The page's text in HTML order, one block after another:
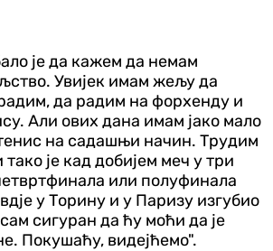
је да кажем да немам
Увијек имам жељу да
да радим на форхенду и
Али ових дана имам јако мало
на садашњи начин. Трудим
је кад добијем меч у три
или полуфинала
у Торину и у Паризу изгубио
сигуран да ћу моћи да је
Покушаћу, видејћемо".